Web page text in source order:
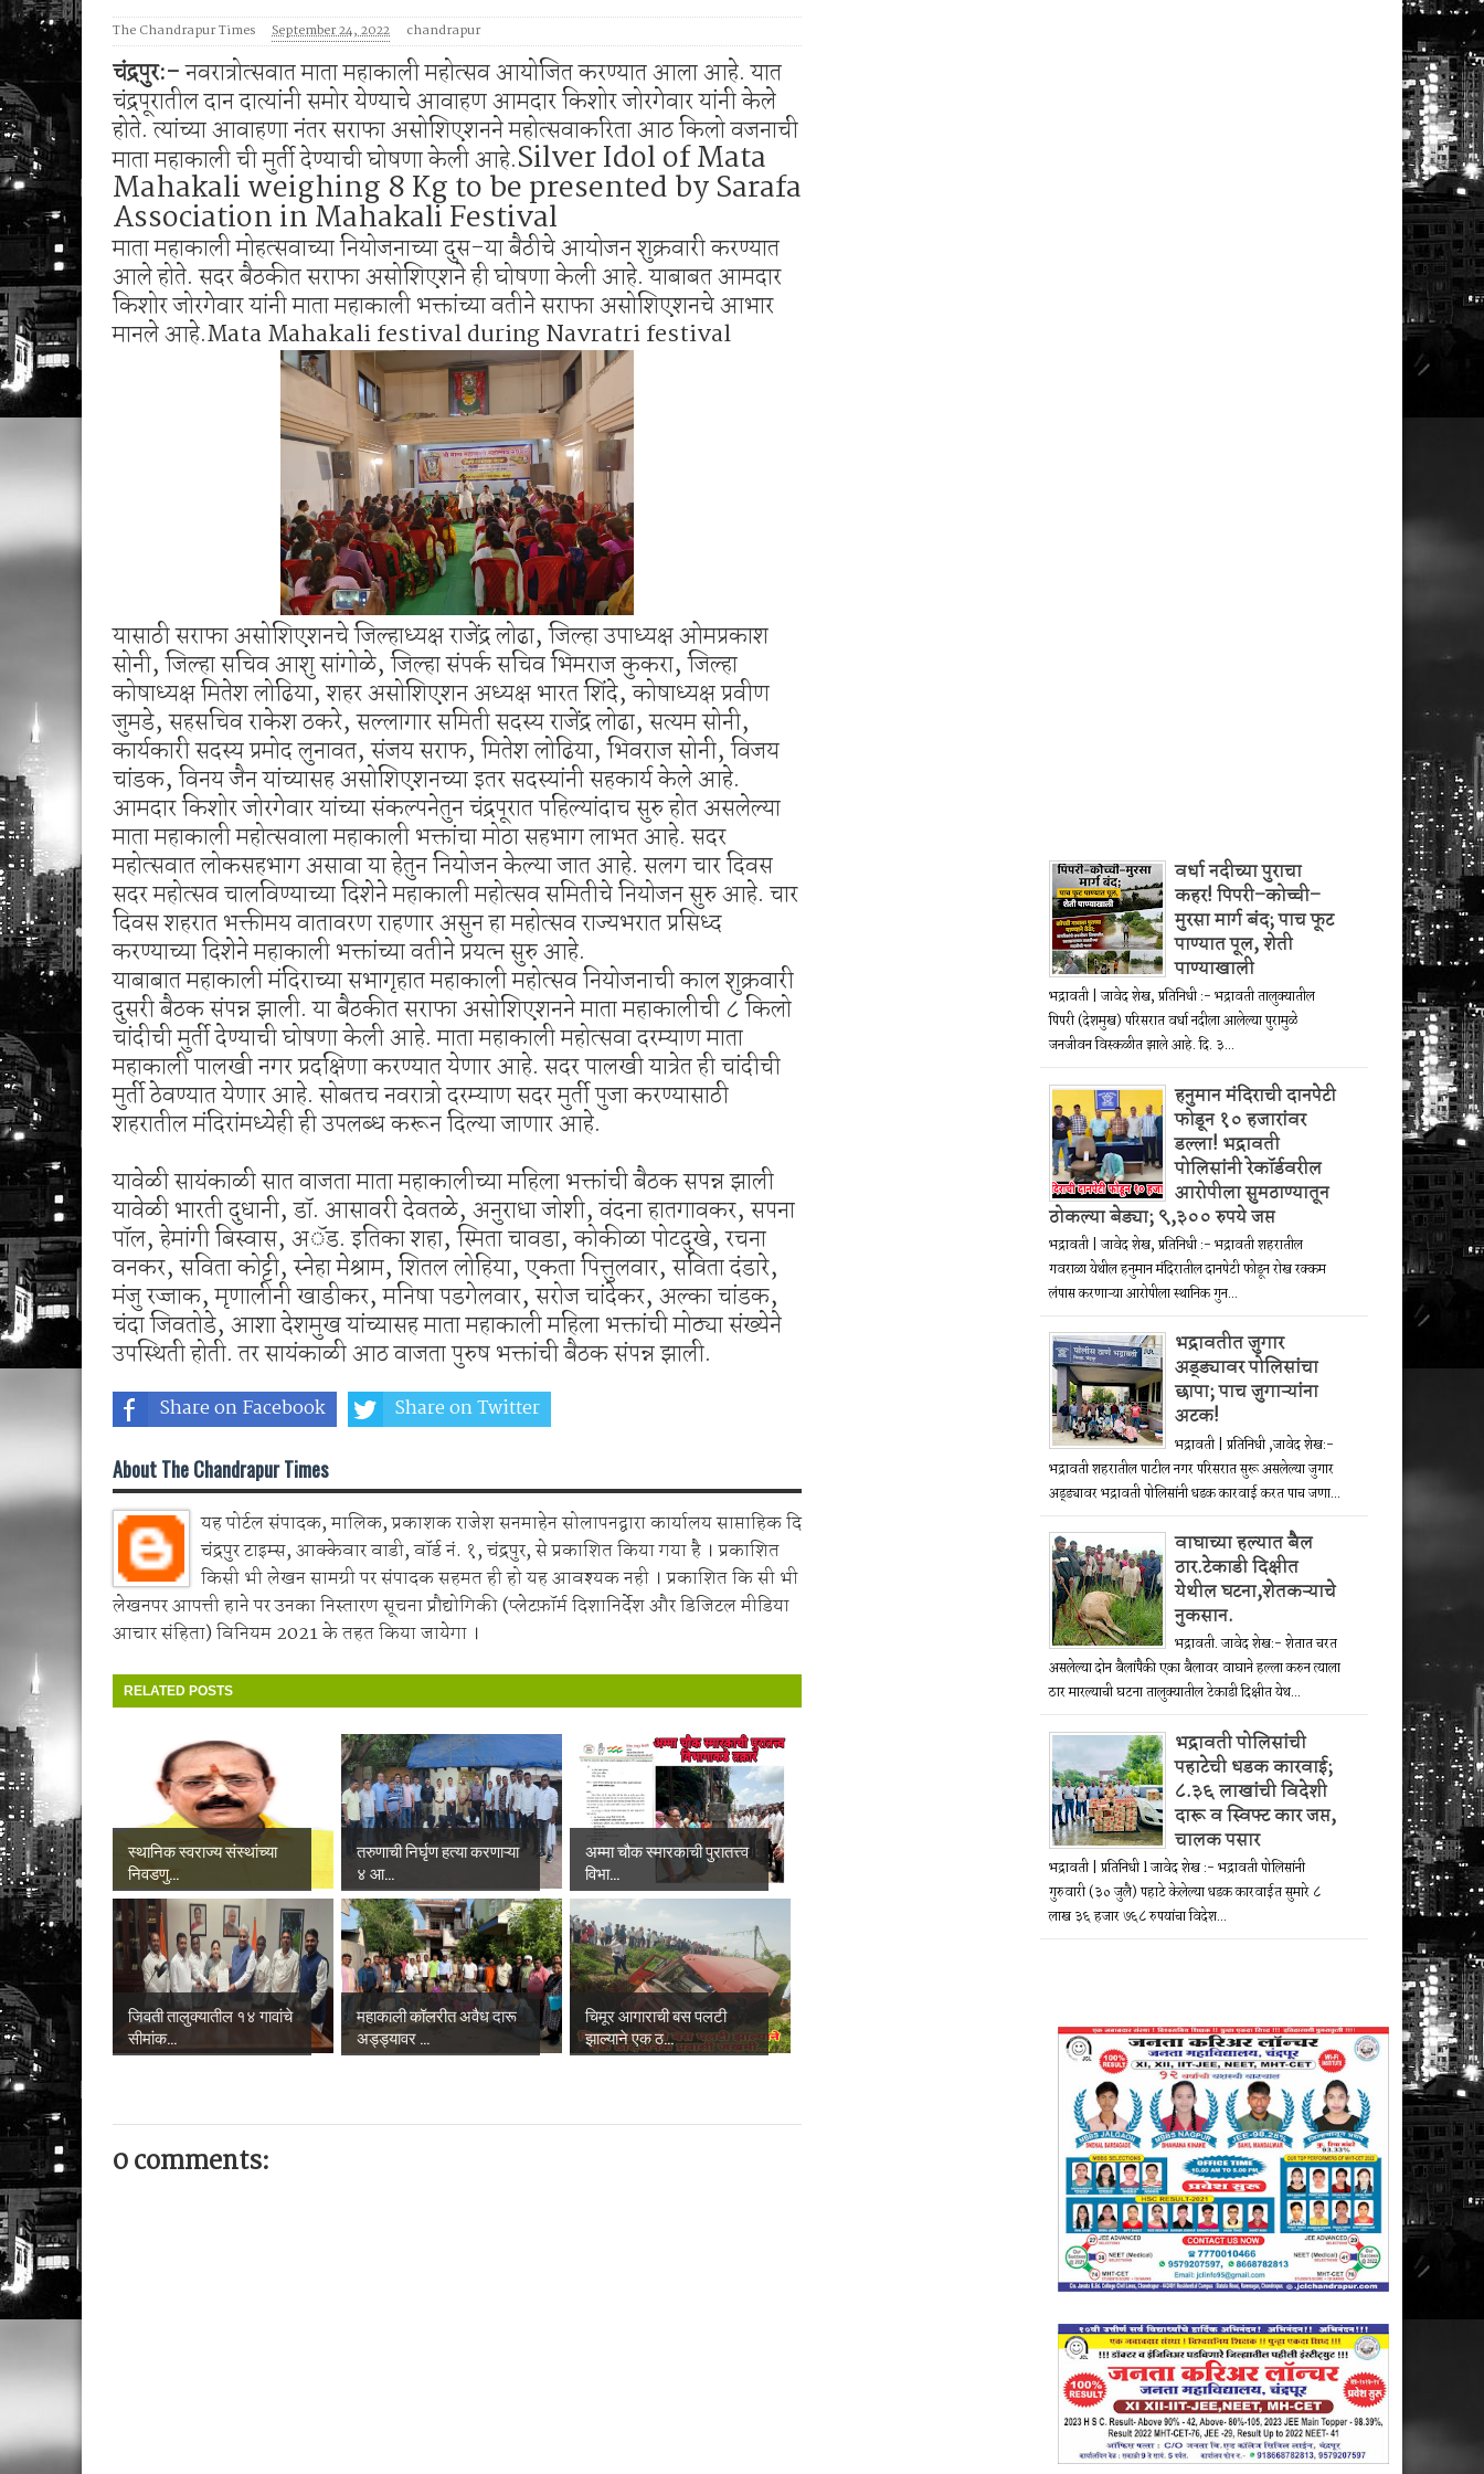
जिल्हातील पशुपालकांनी पशुवैद्यकीय सेवा, दुग्धव्यवसाय व विविध योजनांचा लाभ घ्यावा
मनसेच्या तालुका अध्यक्षा कल्पना पोतर्लावार यांनी बेकायदेशीर ऑनलाइन लॉटरीविरोधात पोलिसांना निवेदन
The Chandrapur Times September 24, 2022 chandrapur
चंद्रपुर:-नवरात्रोत्सवात माता महाकाली महोत्सव आयोजित करण्यात आला आहे. यात
चंद्रपूरातील दान दात्यांनी समोर येण्याचे आवाहण आमदार किशोर जोरगेवार यांनी केले
होते. त्यांच्या आवाहणा नंतर सराफा असोशिएशनने महोत्सवाकरिता आठ किलो वजनाची
माता महाकाली ची मुर्ती देण्याची घोषणा केली आहे.Silver Idol of Mata
Mahakali weighing 8 Kg to be presented by Sarafa
Association in Mahakali Festival
माता महाकाली मोहत्सवाच्या नियोजनाच्या दुस-या बैठीचे आयोजन शुक्रवारी करण्यात
आले होते. सदर बैठकीत सराफा असोशिएशने ही घोषणा केली आहे. याबाबत आमदार
किशोर जोरगेवार यांनी माता महाकाली भक्तांच्या वतीने सराफा असोशिएशनचे आभार
मानले आहे.Mata Mahakali festival during Navratri festival
यासाठी सराफा असोशिएशनचे जिल्हाध्यक्ष राजेंद्र लोढा, जिल्हा उपाध्यक्ष ओमप्रकाश
सोनी, जिल्हा सचिव आशु सांगोळे, जिल्हा संपर्क सचिव भिमराज कुकरा, जिल्हा
कोषाध्यक्ष मितेश लोढिया, शहर असोशिएशन अध्यक्ष भारत शिंदे, कोषाध्यक्ष प्रवीण
जुमडे, सहसचिव राकेश ठकरे, सल्लागार समिती सदस्य राजेंद्र लोढा, सत्यम सोनी,
कार्यकारी सदस्य प्रमोद लुनावत, संजय सराफ, मितेश लोढिया, भिवराज सोनी, विजय
चांडक, विनय जैन यांच्यासह असोशिएशनच्या इतर सदस्यांनी सहकार्य केले आहे.
आमदार किशोर जोरगेवार यांच्या संकल्पनेतुन चंद्रपूरात पहिल्यांदाच सुरु होत असलेल्या
माता महाकाली महोत्सवाला महाकाली भक्तांचा मोठा सहभाग लाभत आहे. सदर
महोत्सवात लोकसहभाग असावा या हेतुन नियोजन केल्या जात आहे. सलग चार दिवस
सदर महोत्सव चालविण्याच्या दिशेने महाकाली महोत्सव समितीचे नियोजन सुरु आहे. चार
दिवस शहरात भक्तीमय वातावरण राहणार असुन हा महोत्सव राज्यभरात प्रसिध्द
करण्याच्या दिशेने महाकाली भक्तांच्या वतीने प्रयत्न सुरु आहे.
याबाबात महाकाली मंदिराच्या सभागृहात महाकाली महोत्सव नियोजनाची काल शुक्रवारी
दुसरी बैठक संपन्न झाली. या बैठकीत सराफा असोशिएशनने माता महाकालीची ८ किलो
चांदीची मुर्ती देण्याची घोषणा केली आहे. माता महाकाली महोत्सवा दरम्याण माता
महाकाली पालखी नगर प्रदक्षिणा करण्यात येणार आहे. सदर पालखी यात्रेत ही चांदीची
मुर्ती ठेवण्यात येणार आहे. सोबतच नवरात्रो दरम्याण सदर मुर्ती पुजा करण्यासाठी
शहरातील मंदिरांमध्येही ही उपलब्ध करून दिल्या जाणार आहे.
यावेळी सायंकाळी सात वाजता माता महाकालीच्या महिला भक्तांची बैठक सपन्न झाली
यावेळी भारती दुधानी, डॉ. आसावरी देवतळे, अनुराधा जोशी, वंदना हातगावकर, सपना
पॉल, हेमांगी बिस्वास, अॅड. इतिका शहा, स्मिता चावडा, कोकीळा पोटदुखे, रचना
वनकर, सविता कोट्टी, स्नेहा मेश्राम, शितल लोहिया, एकता पित्तुलवार, सविता दंडारे,
मंजु रज्जाक, मृणालीनी खाडीकर, मनिषा पडगेलवार, सरोज चांदेकर, अल्का चांडक,
चंदा जिवतोडे, आशा देशमुख यांच्यासह माता महाकाली महिला भक्तांची मोठ्या संख्येने
उपस्थिती होती. तर सायंकाळी आठ वाजता पुरुष भक्तांची बैठक संपन्न झाली.
Share on Facebook Share on Twitter
About The Chandrapur Times
यह पोर्टल संपादक, मालिक, प्रकाशक राजेश सनमाहेन सोलापनद्वारा कार्यालय साप्ताहिक दि
चंद्रपुर टाइम्स, आक्केवार वाडी, वॉर्ड नं. १, चंद्रपुर, से प्रकाशित किया गया है । प्रकाशित
किसी भी लेखन सामग्री पर संपादक सहमत ही हो यह आवश्यक नही । प्रकाशित कि सी भी
लेखनपर आपत्ती हाने पर उनका निस्तारण सूचना प्रौद्योगिकी (प्लेटफ़ॉर्म दिशानिर्देश और डिजिटल मीडिया
आचार संहिता) विनियम 2021 के तहत किया जायेगा ।
RELATED POSTS
स्थानिक स्वराज्य संस्थांच्या
निवडणु...
तरुणाची निर्घृण हत्या करणाऱ्या
४ आ...
अम्मा चौक स्मारकाची पुरातत्त्व
विभा...
जिवती तालुक्यातील १४ गावांचे
सीमांक...
महाकाली कॉलरीत अवैध दारू
अड्ड्यावर ...
चिमूर आगाराची बस पलटी
झाल्याने एक ठ...
0 comments:
वर्धा नदीच्या पुराचा
कहर! पिपरी–कोच्ची–
मुरसा मार्ग बंद; पाच फूट
पाण्यात पूल, शेती
पाण्याखाली
भद्रावती | जावेद शेख, प्रतिनिधी :- भद्रावती तालुक्यातील
पिपरी (देशमुख) परिसरात वर्धा नदीला आलेल्या पुरामुळे
जनजीवन विस्कळीत झाले आहे. दि. ३...
हनुमान मंदिराची दानपेटी
फोडून १० हजारांवर
डल्ला! भद्रावती
पोलिसांनी रेकॉर्डवरील
आरोपीला सुमठाण्यातून
ठोकल्या बेड्या; ९,३०० रुपये जप्त
भद्रावती | जावेद शेख, प्रतिनिधी :- भद्रावती शहरातील
गवराळा येथील हनुमान मंदिरातील दानपेटी फोडून रोख रक्कम
लंपास करणाऱ्या आरोपीला स्थानिक गुन...
भद्रावतीत जुगार
अड्ड्यावर पोलिसांचा
छापा; पाच जुगाऱ्यांना
अटक!
भद्रावती | प्रतिनिधी ,जावेद शेख:-
भद्रावती शहरातील पाटील नगर परिसरात सुरू असलेल्या जुगार
अड्ड्यावर भद्रावती पोलिसांनी धडक कारवाई करत पाच जणा...
वाघाच्या हल्यात बैल
ठार.टेकाडी दिक्षीत
येथील घटना,शेतकऱ्याचे
नुकसान.
भद्रावती. जावेद शेख:- शेतात चरत
असलेल्या दोन बैलांपैकी एका बैलावर वाघाने हल्ला करुन त्याला
ठार मारल्याची घटना तालुक्यातील टेकाडी दिक्षीत येथ...
भद्रावती पोलिसांची
पहाटेची धडक कारवाई;
८.३६ लाखांची विदेशी
दारू व स्विफ्ट कार जप्त,
चालक पसार
भद्रावती | प्रतिनिधी l जावेद शेख :- भद्रावती पोलिसांनी
गुरुवारी (३० जुलै) पहाटे केलेल्या धडक कारवाईत सुमारे ८
लाख ३६ हजार ७६८ रुपयांचा विदेश...